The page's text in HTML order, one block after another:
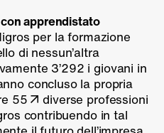
apprendistato
per la formazione
di nessun’altra
3’292 i giovani in
concluso la propria
55
diverse professioni
contribuendo in tal